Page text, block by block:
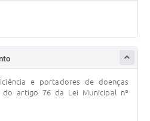
e portadores de doenças
artigo 76 da Lei Municipal nº